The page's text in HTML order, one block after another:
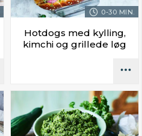
0-30 MIN.
Hotdogs med kylling,
kimchi og grillede løg